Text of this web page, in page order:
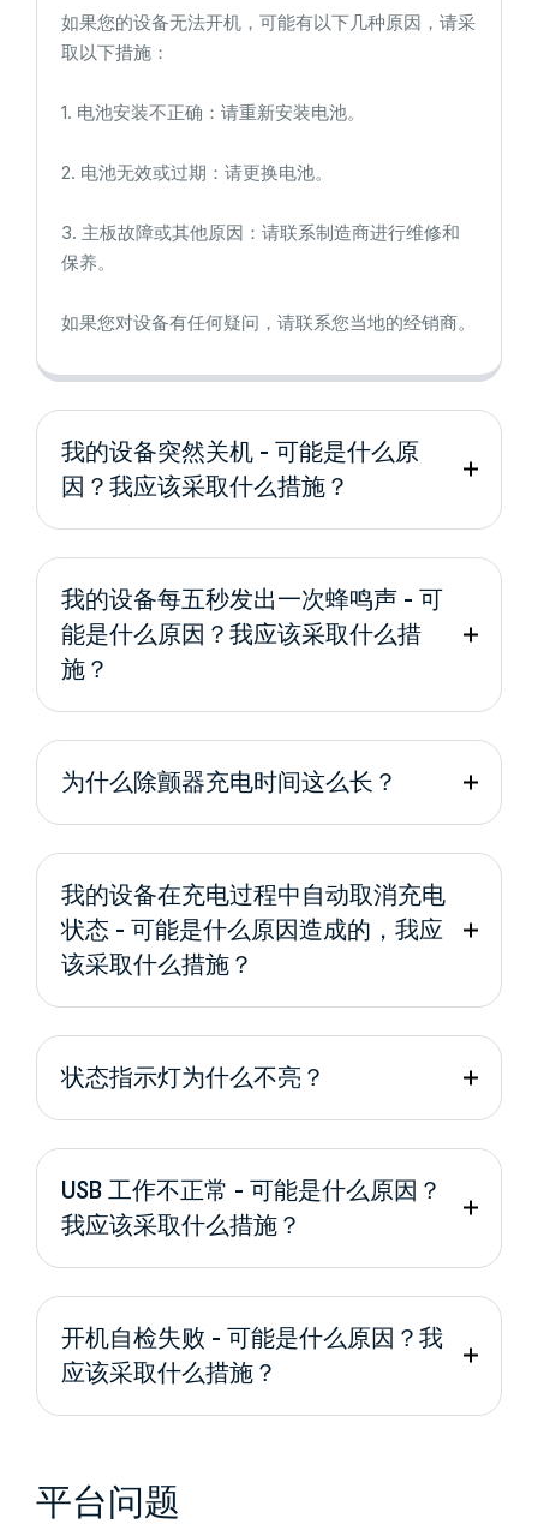
如果您的设备无法开机，可能有以下几种原因，请采
取以下措施：
1. 电池安装不正确：请重新安装电池。
2. 电池无效或过期：请更换电池。
3. 主板故障或其他原因：请联系制造商进行维修和
保养。
如果您对设备有任何疑问，请联系您当地的经销商。
我的设备突然关机 - 可能是什么原
因？我应该采取什么措施？
我的设备每五秒发出一次蜂鸣声 - 可
能是什么原因？我应该采取什么措
施？
为什么除颤器充电时间这么长？
我的设备在充电过程中自动取消充电
状态 - 可能是什么原因造成的，我应
该采取什么措施？
状态指示灯为什么不亮？
USB 工作不正常 - 可能是什么原因？
我应该采取什么措施？
开机自检失败 - 可能是什么原因？我
应该采取什么措施？
平台问题